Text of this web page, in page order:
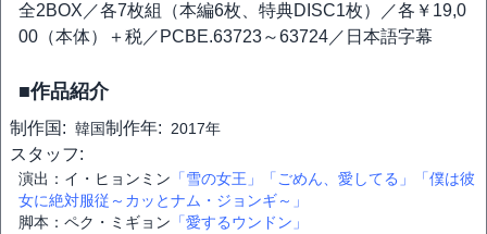
全2BOX／各7枚組（本編6枚、特典DISC1枚）／各￥19,0
00（本体）＋税／PCBE.63723～63724／日本語字幕
■作品紹介
制作国: 韓国制作年: 2017年
スタッフ:
演出：イ・ヒョンミン 「雪の女王」 「ごめん、愛してる」
「僕は彼
女に絶対服従～カッとナム・ジョンギ～」
脚本：ペク・ミギョン 「愛するウンドン」